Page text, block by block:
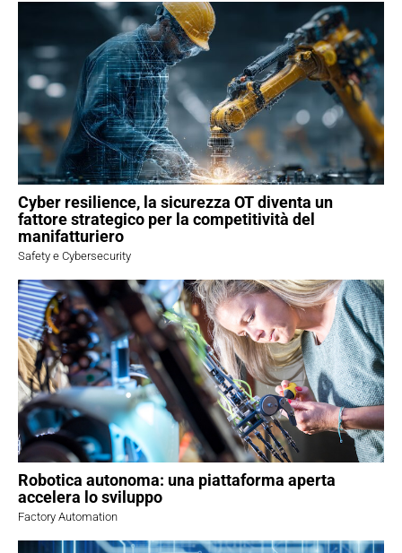
Cyber resilience, la sicurezza OT diventa un
fattore strategico per la competitività del
manifatturiero
Safety e Cybersecurity
Robotica autonoma: una piattaforma aperta
accelera lo sviluppo
Factory Automation